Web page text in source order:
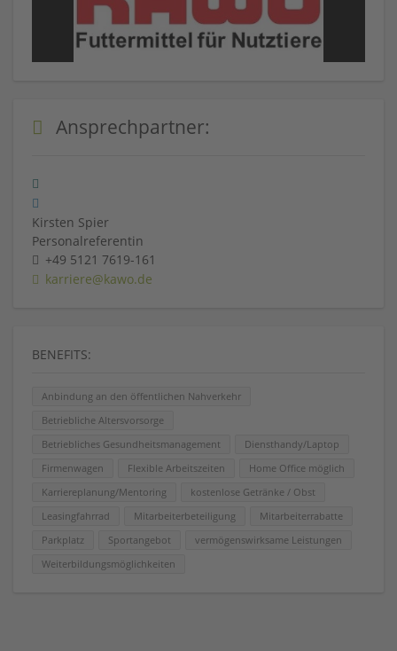
Ansprechpartner:
Kirsten Spier
Personalreferentin
+49 5121 7619-161
karriere@kawo.de
BENEFITS:
Anbindung an den öffentlichen Nahverkehr
Betriebliche Altersvorsorge
Betriebliches Gesundheitsmanagement
Diensthandy/Laptop
Firmenwagen
Flexible Arbeitszeiten
Home Office möglich
Karriereplanung/Mentoring
kostenlose Getränke / Obst
Leasingfahrrad
Mitarbeiterbeteiligung
Mitarbeiterrabatte
Parkplatz
Sportangebot
vermögenswirksame Leistungen
Weiterbildungsmöglichkeiten